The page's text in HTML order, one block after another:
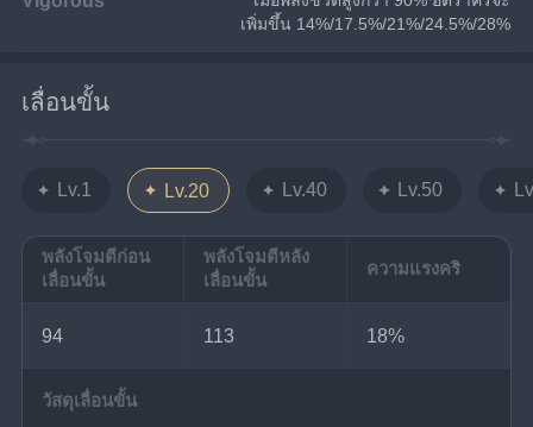
เพิ่มขึ้น 14%/17.5%/21%/24.5%/28%
เลื่อนขั้น
Lv.1 Lv.20 Lv.40 Lv.50
พลังโจมตีก่อน
เลื่อนขั้น
พลังโจมตีหลัง
เลื่อนขั้น
ความแรงคริ
94 113 18%
วัสดุเลื่อนขั้น